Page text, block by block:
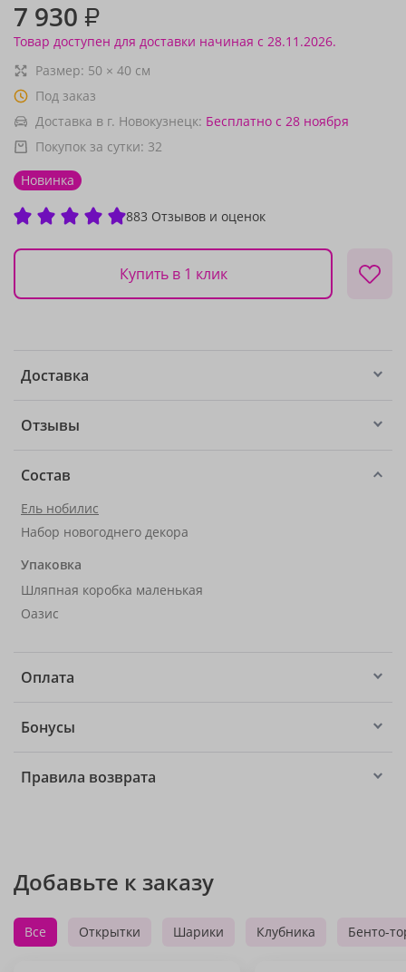
7 930 ₽
Товар доступен для доставки начиная с 28.11.2026.
Размер: 50 × 40 см
Под заказ
Доставка в г. Новокузнецк: Бесплатно с 28 ноября
Покупок за сутки: 32
Новинка
883 Отзывов и оценок
Купить в 1 клик
Доставка
Отзывы
Состав
Ель нобилис
Набор новогоднего декора
Упаковка
Шляпная коробка маленькая
Оазис
Оплата
Бонусы
Правила возврата
Добавьте к заказу
Все Открытки Шарики Клубника Бенто-